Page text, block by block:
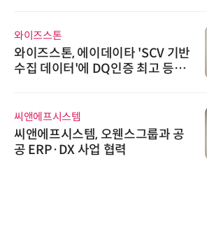
와이즈스톤
와이즈스톤, 에이데이타 'SCV 기반
수집 데이터'에 DQ인증 최고 등급
씨앤에프시스템
씨앤에프시스템, 오웬스그룹과 공
공 ERP·DX 사업 협력